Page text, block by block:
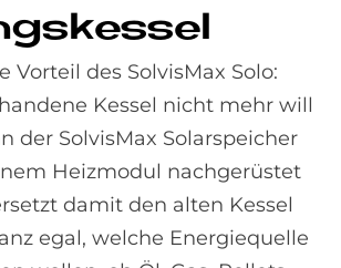
Vorteil des SolvisMax Solo:
Kessel nicht mehr will
der SolvisMax Solarspeicher
Heizmodul nachgerüstet
damit den alten Kessel
egal, welche Energiequelle